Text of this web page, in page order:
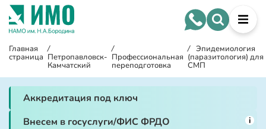
Главная
страница
/
Петропавловск-
Камчатский
/
Профессиональная
переподготовка
/ Эпидемиология
(паразитология) для
СМП
Аккредитация под ключ
Внесем в госуслуги/ФИС ФРДО
i